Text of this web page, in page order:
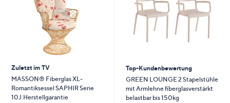
Zuletzt im TV
MASSON® Fiberglas XL-
Romantiksessel SAPHIR Serie
10J.Herstellgarantie
Top-Kundenbewertung
GREEN LOUNGE 2 Stapelstühle
mit Armlehne fiberglasverstärkt
belastbar bis 150kg